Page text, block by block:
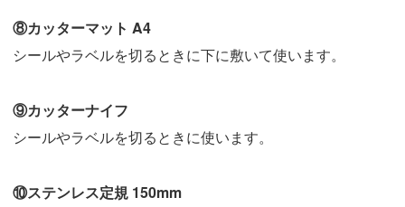
⑧カッターマット A4
シールやラベルを切るときに下に敷いて使います。
⑨カッターナイフ
シールやラベルを切るときに使います。
⑩ステンレス定規 150mm